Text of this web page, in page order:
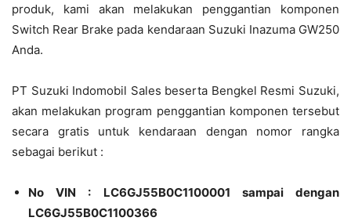
produk, kami akan melakukan penggantian komponen
Switch Rear Brake pada kendaraan Suzuki Inazuma GW250
Anda.
PT Suzuki Indomobil Sales beserta Bengkel Resmi Suzuki,
akan melakukan program penggantian komponen tersebut
secara gratis untuk kendaraan dengan nomor rangka
sebagai berikut :
No VIN : LC6GJ55B0C1100001 sampai dengan
LC6GJ55B0C1100366